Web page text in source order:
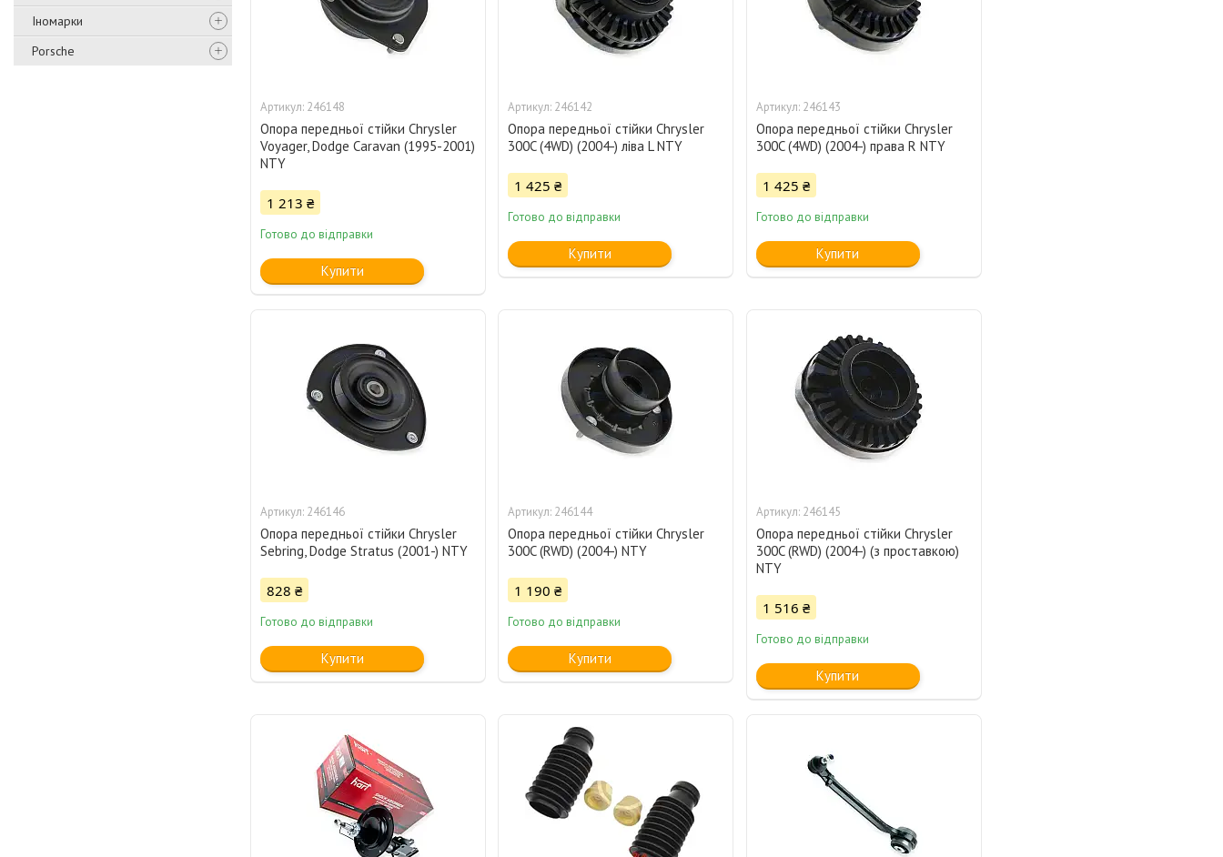
Іномарки
Porsche
246148
Опора передньої стійки Chrysler
Voyager, Dodge Caravan (1995-2001)
NTY
1 213 ₴
Готово до відправки
Купити
246142
Опора передньої стійки Chrysler
300C (4WD) (2004-) ліва L NTY
1 425 ₴
Готово до відправки
Купити
246143
Опора передньої стійки Chrysler
300C (4WD) (2004-) права R NTY
1 425 ₴
Готово до відправки
Купити
246146
Опора передньої стійки Chrysler
Sebring, Dodge Stratus (2001-) NTY
828 ₴
Готово до відправки
Купити
246144
Опора передньої стійки Chrysler
300C (RWD) (2004-) NTY
1 190 ₴
Готово до відправки
Купити
246145
Опора передньої стійки Chrysler
300C (RWD) (2004-) (з проставкою)
NTY
1 516 ₴
Готово до відправки
Купити